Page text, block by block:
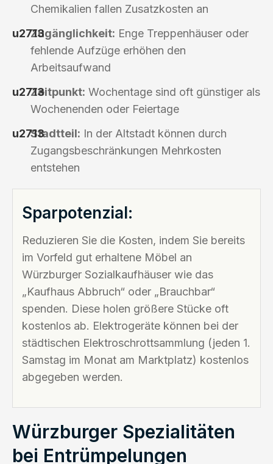
Chemikalien fallen Zusatzkosten an
Zugänglichkeit: Enge Treppenhäuser oder
fehlende Aufzüge erhöhen den
Arbeitsaufwand
Zeitpunkt: Wochentage sind oft günstiger als
Wochenenden oder Feiertage
Stadtteil: In der Altstadt können durch
Zugangsbeschränkungen Mehrkosten
entstehen
Sparpotenzial:
Reduzieren Sie die Kosten, indem Sie bereits
im Vorfeld gut erhaltene Möbel an
Würzburger Sozialkaufhäuser wie das
„Kaufhaus Abbruch“ oder „Brauchbar“
spenden. Diese holen größere Stücke oft
kostenlos ab. Elektrogeräte können bei der
städtischen Elektroschrottsammlung (jeden 1.
Samstag im Monat am Marktplatz) kostenlos
abgegeben werden.
Würzburger Spezialitäten
bei Entrümpelungen